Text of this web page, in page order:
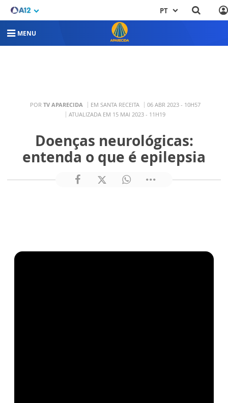
PT
MENU
POR TV APARECIDA EM SANTA RECEITA
06 ABR 2023 - 10H57
ATUALIZADA EM 15 MAI 2023 - 11H19
Doenças neurológicas:
entenda o que é epilepsia